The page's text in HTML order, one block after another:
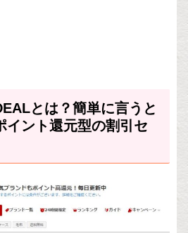
とは？簡単に言うと
イント還元型の割引セ